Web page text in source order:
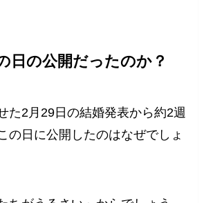
日の公開だったのか？
た2月29日の結婚発表から約2週
の日に公開したのはなぜでしょ